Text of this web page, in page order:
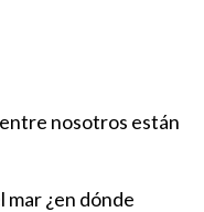
nosotros están
mar ¿en dónde